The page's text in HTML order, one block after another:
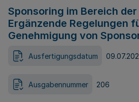
Sponsoring im Bereich der
Ergänzende Regelungen
Genehmigung von
Ausfertigungsdatum
Ausgabennummer 206